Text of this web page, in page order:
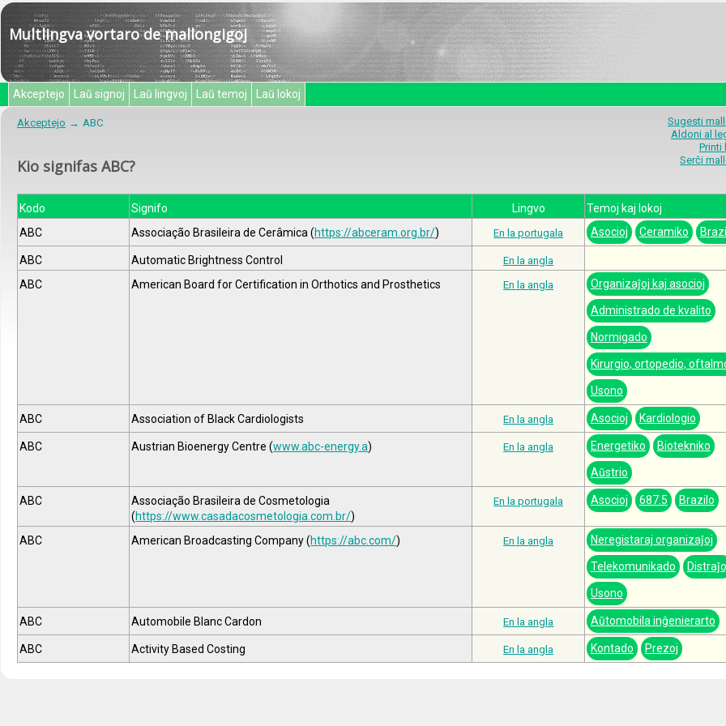
Multlingva vortaro de mallongigoj
Akceptejo Laŭ signoj Laŭ lingvoj Laŭ temoj Laŭ lokoj
Sugesti
Aldoni al
Printi
Serĉi
Akceptejo ABC
Kio signifas ABC?
Kodo Signifo Lingvo
Temoj kaj lokoj
ABC
Associação Brasileira de Cerâmica (https://abceram.org.br/) En la portugala Asocioj Ceramiko
ABC Automatic Brightness Control En la angla
ABC American Board for Certification in Orthotics and Prosthetics En la angla Organizaĵoj kaj asocioj
Administrado de kvalito
Normigado
Kirurgio, ortopedio,
Usono
ABC Association of Black Cardiologists En la angla Asocioj Kardiologio
ABC Austrian Bioenergy Centre (www.abc-energy.a) En la angla Energetiko Biotekniko
Aŭstrio
ABC
Associação Brasileira de Cosmetologia
(https://www.casadacosmetologia.com.br/)
En la portugala Asocioj 687.5 Brazilo
ABC American Broadcasting Company (https://abc.com/) En la angla Neregistaraj organizaĵoj
Telekomunikado
Usono
ABC Automobile Blanc Cardon En la angla Aŭtomobila inĝenierarto
ABC Activity Based Costing En la angla Kontado Prezoj